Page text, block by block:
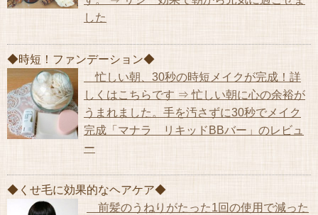
した
◆時短！ファンデーション◆
忙しい朝、30秒の時短メイクが完成！詳
しくはこちらです ⇒ 忙しい朝に心の余裕が
うまれました。手を汚さずに30秒でメイク
完成「マナラ リキッドBBバー」のレビュ
ー
◆くせ毛に効果的なヘアケア◆
前髪のうねりがたった1回の使用で減った